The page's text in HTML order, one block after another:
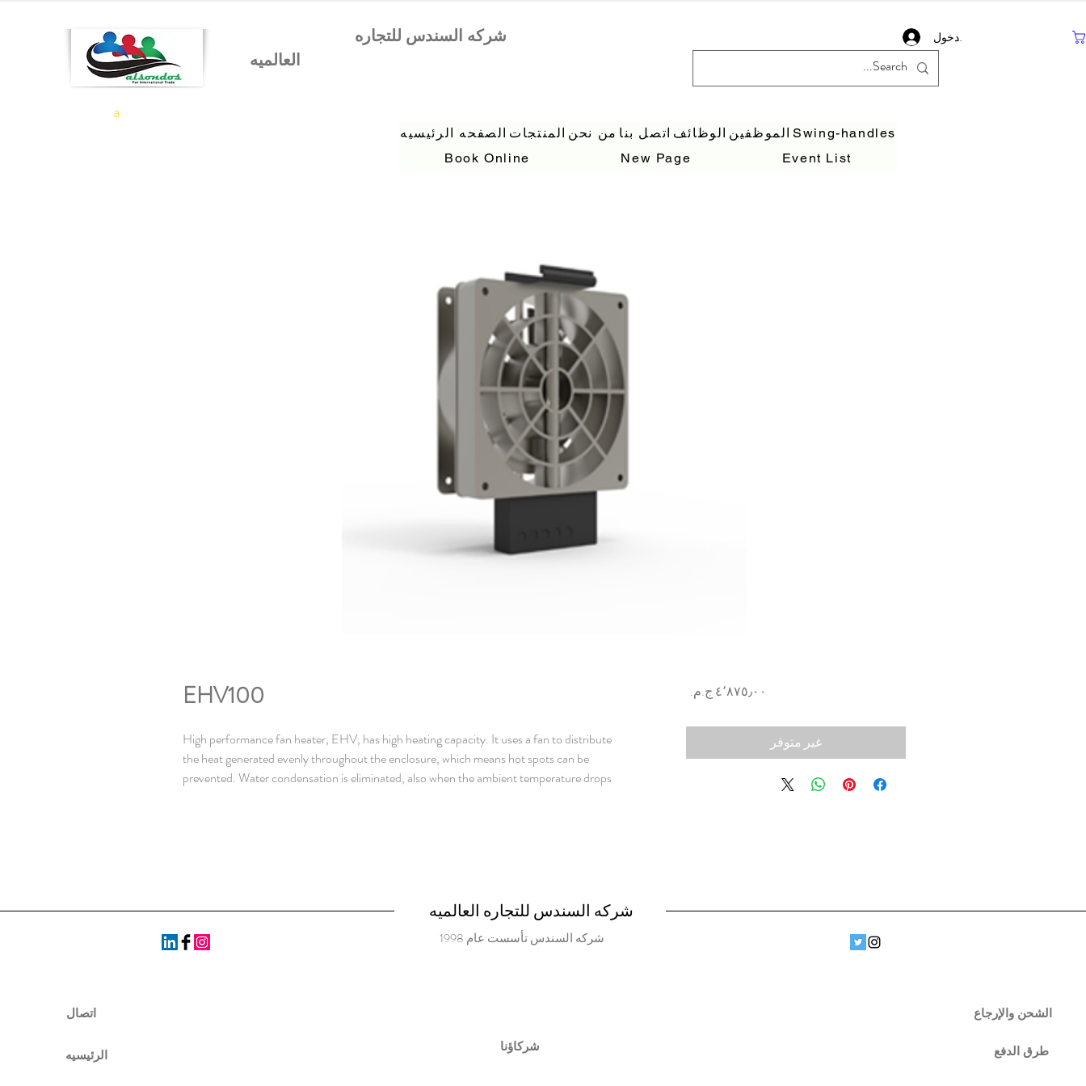
تسجيل دخول
الصفحه الرئيسيه المنتجات من نحن اتصل بنا الوظائف الموظفين Swing-handles
Book Online
New Page Event List
EHV100
High performance fan heater, EHV, has high heating capacity. It uses a fan to distribute
the heat generated evenly throughout the enclosure, which means hot spots can be
prevented. Water condensation is eliminated, also when the ambient temperature drops
السعر
غير متوفر
a
شركه السندس للتجاره العالميه
شركه السندس تأسست عام 1998
اتصال
الرئيسيه طرق الدفع